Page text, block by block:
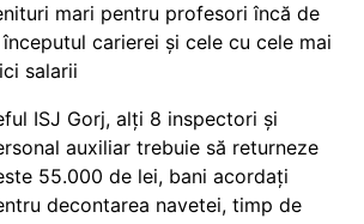
mari pentru profesori încă de
începutul carierei și cele cu cele mai
salarii
ISJ Gorj, alți 8 inspectori și
auxiliar trebuie să returneze
55.000 de lei, bani acordați
decontarea navetei, timp de